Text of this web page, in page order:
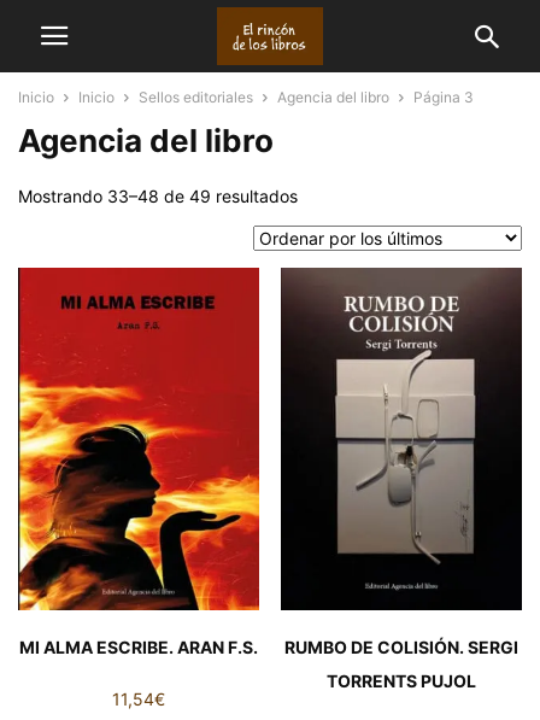
Inicio Inicio Sellos editoriales Agencia del libro Página 3
Agencia del libro
Mostrando 33–48 de 49 resultadosOrdenado
los
últimos
MI ALMA ESCRIBE. ARAN F.S.
11,54€
RUMBO DE COLISIÓN. SERGI
TORRENTS PUJOL